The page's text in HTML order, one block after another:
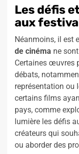
Les défis
aux
Néanmoins, il est
de cinéma ne
Certaines œuvres
débats,
représentation ou
certains films
pays, comme
lumière les défis
créateurs qui
ou aborder des